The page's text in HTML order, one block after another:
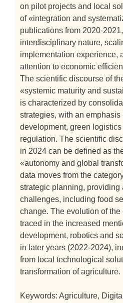
on pilot projects and local
of «integration and
publications from 2020-
interdisciplinary nature,
implementation experience,
attention to economic
The scientific discourse of
«systemic maturity and
is characterized by
strategies, with an
development, green
regulation. The scientific
in 2024 can be defined as
«autonomy and global
data moves from the
strategic planning, providing
challenges, including food
change. The evolution of
traced in the increased
development, robotics and
in later years (2022-2024),
from local technological
transformation of agriculture.
Keywords: Agriculture,